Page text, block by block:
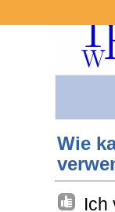
Wie
Ich